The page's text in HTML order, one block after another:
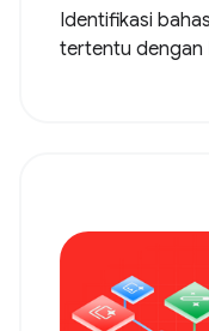
Identifikasi
tertentu dengan